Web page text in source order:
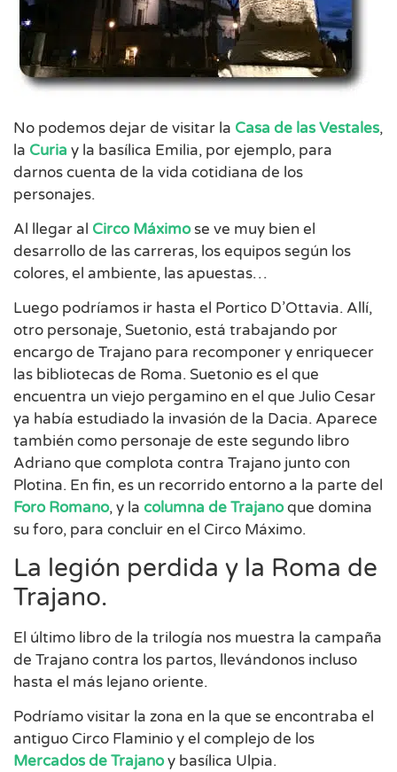
No podemos dejar de visitar la Casa de las Vestales,
la Curia y la basílica Emilia, por ejemplo, para
darnos cuenta de la vida cotidiana de los
personajes.
Al llegar al Circo Máximose ve muy bien el
desarrollo de las carreras, los equipos según los
colores, el ambiente, las apuestas…
Luego podríamos ir hasta el Portico D’Ottavia. Allí,
otro personaje, Suetonio, está trabajando por
encargo de Trajano para recomponer y enriquecer
las bibliotecas de Roma. Suetonio es el que
encuentra un viejo pergamino en el que Julio Cesar
ya había estudiado la invasión de la Dacia. Aparece
también como personaje de este segundo libro
Adriano que complota contra Trajano junto con
Plotina. En fin, es un recorrido entorno a la parte del
Foro Romano, y la columna de Trajanoque domina
su foro, para concluir en el Circo Máximo.
La legión perdida y la Roma de
Trajano.
El último libro de la trilogía nos muestra la campaña
de Trajano contra los partos, llevándonos incluso
hasta el más lejano oriente.
Podríamo visitar la zona en la que se encontraba el
antiguo Circo Flaminio y el complejo de los
Mercados de Trajanoy basílica Ulpia.